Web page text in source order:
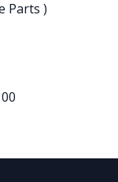
Parts )